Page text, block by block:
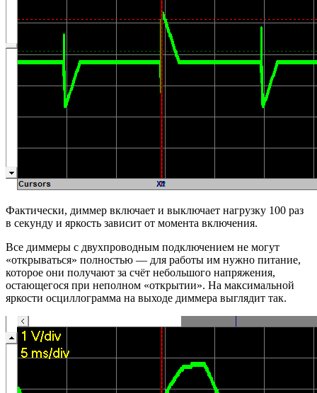
Фактически, диммер включает и выключает нагрузку 100 раз
в секунду и яркость зависит от момента включения.
Все диммеры с двухпроводным подключением не могут
«открываться» полностью — для работы им нужно питание,
которое они получают за счёт небольшого напряжения,
остающегося при неполном «открытии». На максимальной
яркости осциллограмма на выходе диммера выглядит так.